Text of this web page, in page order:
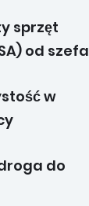
sprzęt
od szefa
w
do